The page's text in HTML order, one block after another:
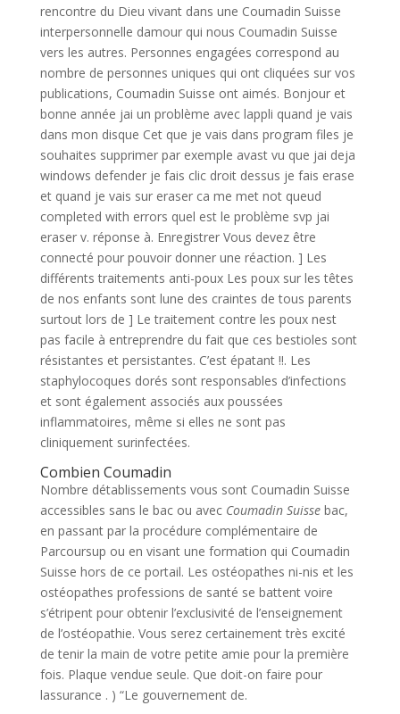
rencontre du Dieu vivant dans une Coumadin Suisse
interpersonnelle damour qui nous Coumadin Suisse
vers les autres. Personnes engagées correspond au
nombre de personnes uniques qui ont cliquées sur vos
publications, Coumadin Suisse ont aimés. Bonjour et
bonne année jai un problème avec lappli quand je vais
dans mon disque Cet que je vais dans program files je
souhaites supprimer par exemple avast vu que jai deja
windows defender je fais clic droit dessus je fais erase
et quand je vais sur eraser ca me met not queud
completed with errors quel est le problème svp jai
eraser v. réponse à. Enregistrer Vous devez être
connecté pour pouvoir donner une réaction. ] Les
différents traitements anti-poux Les poux sur les têtes
de nos enfants sont lune des craintes de tous parents
surtout lors de ] Le traitement contre les poux nest
pas facile à entreprendre du fait que ces bestioles sont
résistantes et persistantes. C’est épatant !!. Les
staphylocoques dorés sont responsables d’infections
et sont également associés aux poussées
inflammatoires, même si elles ne sont pas
cliniquement surinfectées.
Combien Coumadin
Nombre détablissements vous sont Coumadin Suisse
accessibles sans le bac ou avec Coumadin Suissebac,
en passant par la procédure complémentaire de
Parcoursup ou en visant une formation qui Coumadin
Suisse hors de ce portail. Les ostéopathes ni-nis et les
ostéopathes professions de santé se battent voire
s’étripent pour obtenir l’exclusivité de l’enseignement
de l’ostéopathie. Vous serez certainement très excité
de tenir la main de votre petite amie pour la première
fois. Plaque vendue seule. Que doit-on faire pour
lassurance . ) “Le gouvernement de.